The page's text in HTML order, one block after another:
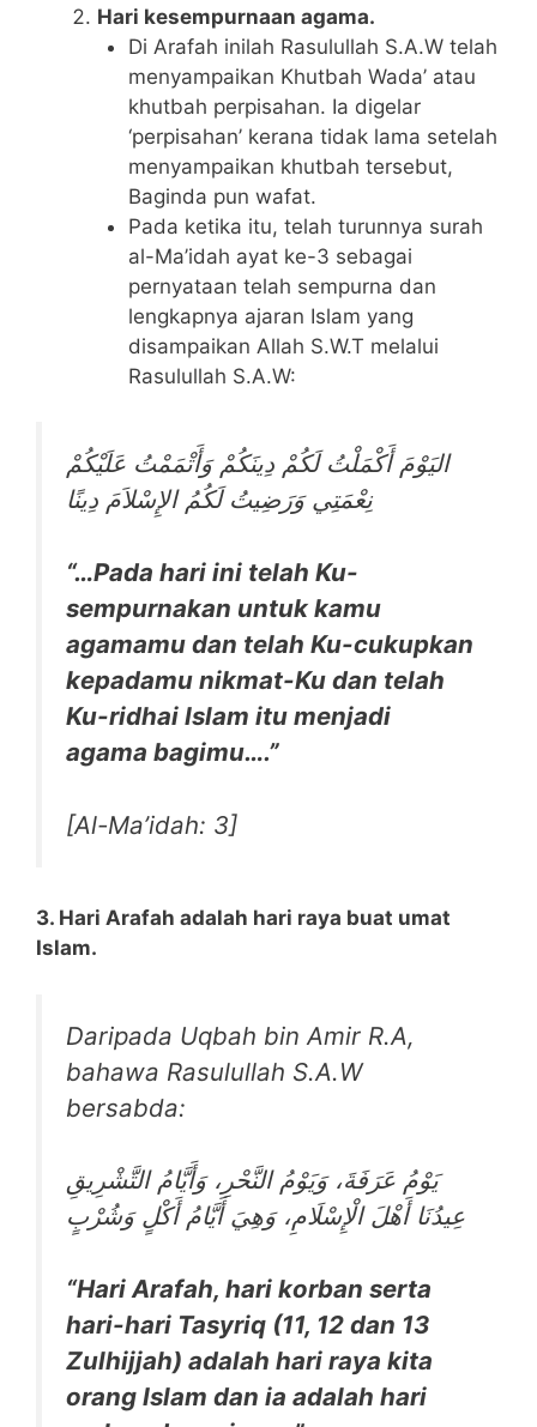
Hari kesempurnaan agama.
Di Arafah inilah Rasulullah S.A.W telah
menyampaikan Khutbah Wada’ atau
khutbah perpisahan. Ia digelar
‘perpisahan’ kerana tidak lama setelah
menyampaikan khutbah tersebut,
Baginda pun wafat.
Pada ketika itu, telah turunnya surah
al-Ma’idah ayat ke-3 sebagai
pernyataan telah sempurna dan
lengkapnya ajaran Islam yang
disampaikan Allah S.W.T melalui
Rasulullah S.A.W:
اليَوْمَ أَكْمَلْتُ لَكُمْ دِينَكُمْ وَأَتْمَمْتُ عَلَيْكُمْ
نِعْمَتِي وَرَضِيتُ لَكُمُ الإِسْلاَمَ دِينًا
“…Pada hari ini telah Ku-
sempurnakan untuk kamu
agamamu dan telah Ku-cukupkan
kepadamu nikmat-Ku dan telah
Ku-ridhai Islam itu menjadi
agama bagimu….”
[Al-Ma’idah: 3]
3. Hari Arafah adalah hari raya buat umat
Islam.
Daripada Uqbah bin Amir R.A,
bahawa Rasulullah S.A.W
bersabda:
يَوْمُ عَرَفَةَ، وَيَوْمُ النَّحْرِ، وَأَيَّامُ التَّشْرِيقِ
عِيدُنَا أَهْلَ الْإِسْلَامِ، وَهِيَ أَيَّامُ أَكْلٍ وَشُرْبٍ
“Hari Arafah, hari korban serta
hari-hari Tasyriq (11, 12 dan 13
Zulhijjah) adalah hari raya kita
orang Islam dan ia adalah hari